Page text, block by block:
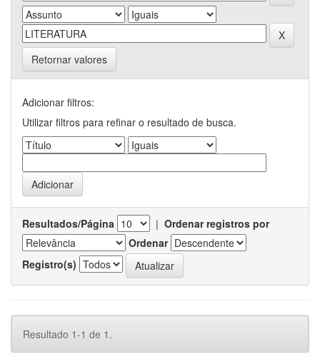
Retornar valores
Adicionar filtros:
Utilizar filtros para refinar o resultado de busca.
Resultados/Página | Ordenar registros por
Ordenar
Registro(s)
Resultado 1-1 de 1.